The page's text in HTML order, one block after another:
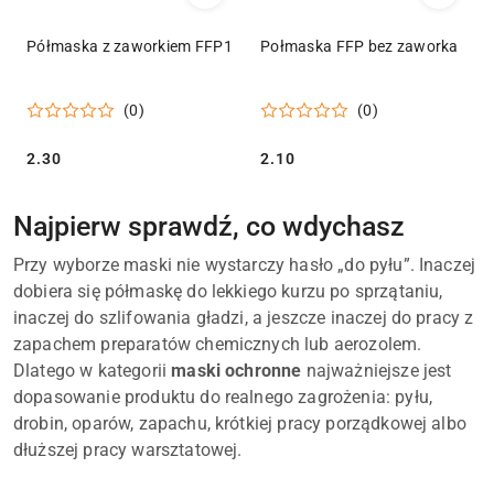
Półmaska z zaworkiem FFP1
(0)
Cena:
2.30
Połmaska FFP bez zaworka
(0)
Cena:
2.10
Najpierw sprawdź, co wdychasz
Przy wyborze maski nie wystarczy hasło „do pyłu”. Inaczej
dobiera się półmaskę do lekkiego kurzu po sprzątaniu,
inaczej do szlifowania gładzi, a jeszcze inaczej do pracy z
zapachem preparatów chemicznych lub aerozolem.
Dlatego w kategorii maski ochronne najważniejsze jest
dopasowanie produktu do realnego zagrożenia: pyłu,
drobin, oparów, zapachu, krótkiej pracy porządkowej albo
dłuższej pracy warsztatowej.